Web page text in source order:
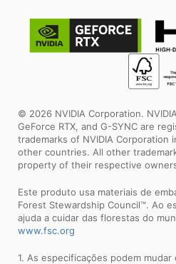
© 2026 NVIDIA Corporation.
GeForce RTX, and G-SYNC are
trademarks of NVIDIA Corporation
other countries. All other
property of their respective
Este produto usa materiais de
Forest Stewardship Council™. Ao
ajuda a cuidar das florestas do
www.fsc.org
1. As especificações podem